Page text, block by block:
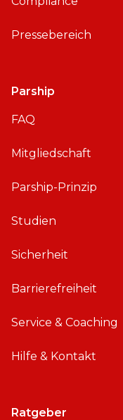
Pressebereich
Parship
FAQ
Mitgliedschaft
Parship-Prinzip
Studien
Sicherheit
Barrierefreiheit
Service & Coaching
Hilfe & Kontakt
Ratgeber